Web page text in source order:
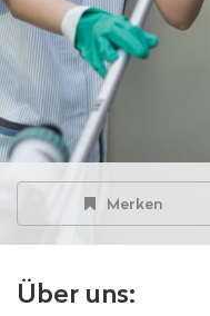
Merken
Über uns: